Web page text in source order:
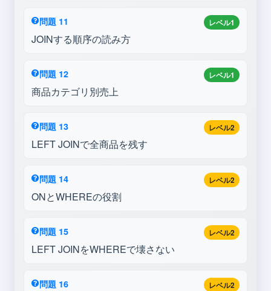
レベル1
問題 11
JOINする順序の読み方
レベル1
問題 12
商品カテゴリ別売上
レベル2
問題 13
LEFT JOINで全商品を残す
レベル2
問題 14
ONとWHEREの役割
レベル2
問題 15
LEFT JOINをWHEREで壊さない
レベル2
問題 16